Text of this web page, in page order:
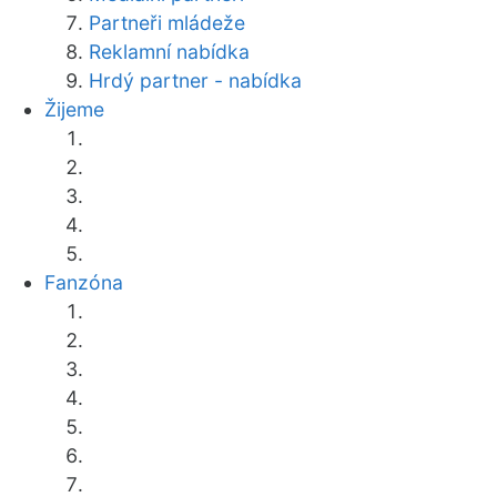
Partneři mládeže
Reklamní nabídka
Hrdý partner - nabídka
Žijeme
Fanzóna